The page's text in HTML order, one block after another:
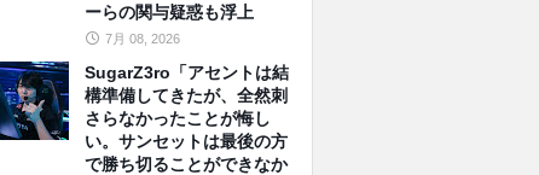
ーらの関与疑惑も浮上
7月 08, 2026
SugarZ3ro「アセントは結
構準備してきたが、全然刺
さらなかったことが悔し
い。サンセットは最後の方
で勝ち切ることができなか